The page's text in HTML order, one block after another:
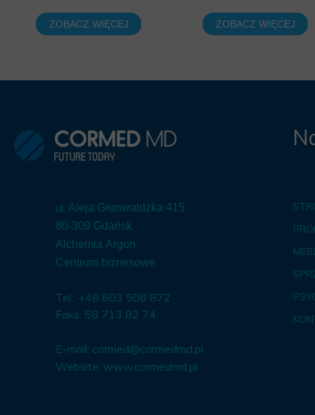
ZOBACZ WIĘCEJ ZOBACZ WIĘCEJ
ul. Aleja Grunwaldzka 415
80-309 Gdańsk
Alchemia Argon
Centrum biznesowe
Tel.: +48 603 508 872
Faks: 58 713 82 74
E-mail: cormed@cormedmd.pl
Website: www.cormedmd.pl